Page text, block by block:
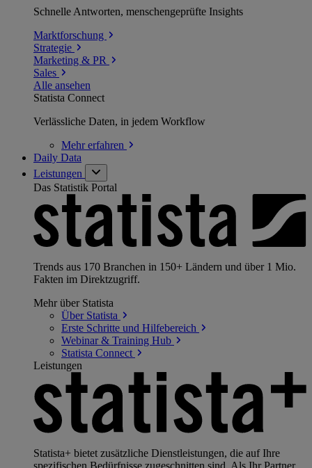
Schnelle Antworten, menschengeprüfte Insights
Marktforschung
Strategie
Marketing & PR
Sales
Alle ansehen
Statista Connect
Verlässliche Daten, in jedem Workflow
Mehrerfahren
Daily Data
Leistungen
Das Statistik Portal
Trends aus 170 Branchen in 150+ Ländern und über 1 Mio.
Fakten im Direktzugriff.
Mehr über Statista
Über Statista
Erste Schritte und Hilfebereich
Webinar & Training Hub
Statista Connect
Leistungen
Statista+ bietet zusätzliche Dienstleistungen, die auf Ihre
spezifischen Bedürfnisse zugeschnitten sind. Als Ihr Partner